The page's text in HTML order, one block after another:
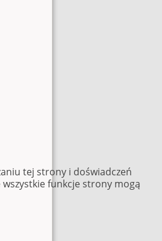
tej strony i doświadczeń
wszystkie funkcje strony mogą